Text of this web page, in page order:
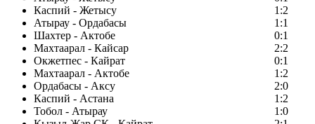
Каспий - Жетысу
1:2
Атырау - Ордабасы
1:1
Шахтер - Актобе
0:1
Махтаарал - Кайсар
2:2
Окжетпес - Кайрат
0:1
Махтаарал - Актобе
1:2
Ордабасы - Аксу
2:0
Каспий - Астана
1:2
Тобол - Атырау
1:0